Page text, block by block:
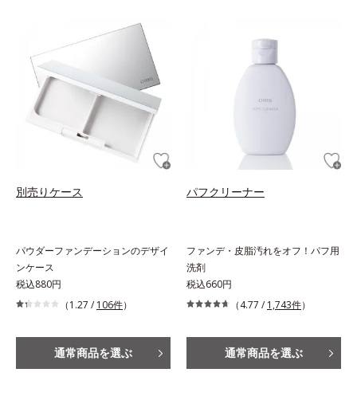
別売りケース
パウダーファンデーションのデザイ
ンケース
税込880円
（1.27 / 106件）
通常商品を選ぶ
パフクリーナー
ファンデ・皮脂汚れをオフ！パフ用
洗剤
税込660円
（4.77 / 1,743件）
通常商品を選ぶ